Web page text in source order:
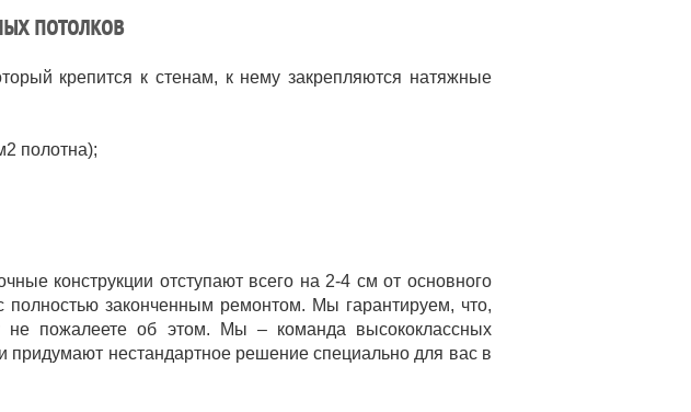
потолков
крепится к стенам, к нему закрепляются натяжные
полотна);
конструкции отступают всего на 2-4 см от основного
законченным ремонтом. Мы гарантируем, что,
пожалеете об этом. Мы – команда высококлассных
нестандартное решение специально для вас в